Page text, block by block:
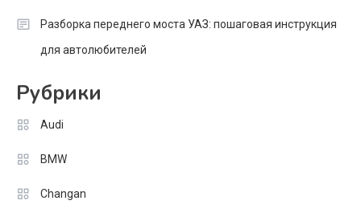
Разборка переднего моста УАЗ: пошаговая инструкция
для автолюбителей
Рубрики
Audi
BMW
Changan